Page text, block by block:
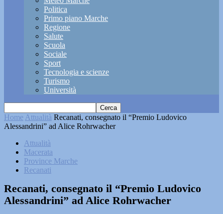
Politica
Primo piano Marche
Regione
Salute
Scuola
Sociale
Sport
Tecnologia e scienze
Turismo
Università
Home Attualità Recanati, consegnato il “Premio Ludovico
Alessandrini” ad Alice Rohrwacher
Attualità
Macerata
Province Marche
Recanati
Recanati, consegnato il “Premio Ludovico
Alessandrini” ad Alice Rohrwacher